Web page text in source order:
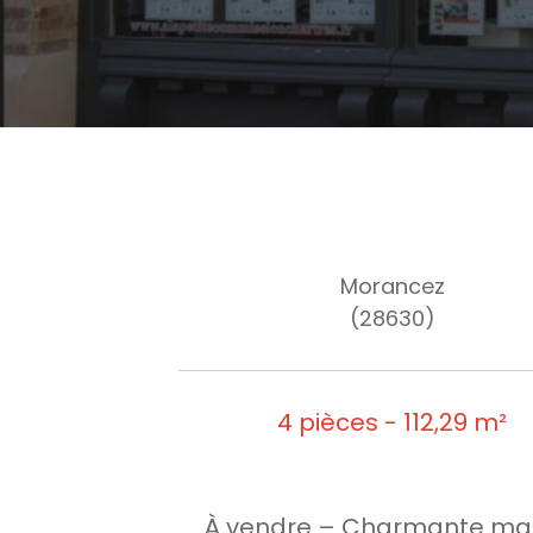
Morancez
(28630)
4 pièces - 112,29 m²